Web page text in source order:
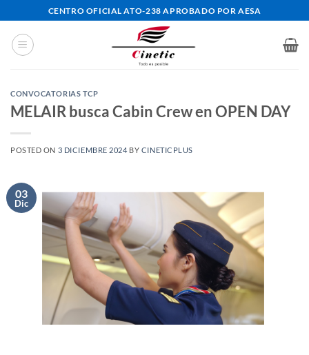
al
contenido
CENTRO OFICIAL ATO-238 APROBADO POR AESA
CONVOCATORIAS TCP
MELAIR busca Cabin Crew en OPEN DAY
POSTED ON 3 DICIEMBRE 2024 BY CINETICPLUS
03
Dic